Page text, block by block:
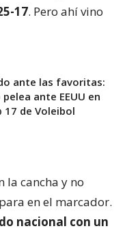
17. Pero ahí vino
ante las favoritas:
ante EEUU en
17 de Voleibol
la cancha y no
en el marcador.
nacional con un